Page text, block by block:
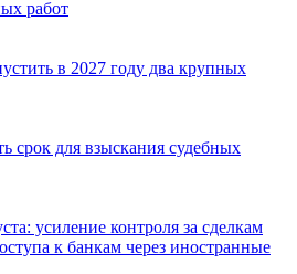
работ
в 2027 году два крупных
срок для взыскания судебных
усиление контроля за сделкам
к банкам через иностранные